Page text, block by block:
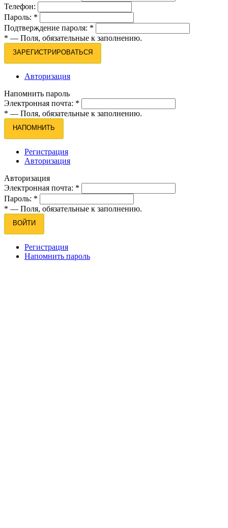
Телефон:
Пароль: *
Подтверждение пароля: *
* — Поля, обязательные к заполнению.
ЗАРЕГИСТРИРОВАТЬСЯ
Авторизация
Напомнить пароль
Электронная почта: *
* — Поля, обязательные к заполнению.
НАПОМНИТЬ
Регистрация
Авторизация
Авторизация
Электронная почта: *
Пароль: *
* — Поля, обязательные к заполнению.
ВОЙТИ
Регистрация
Напомнить пароль